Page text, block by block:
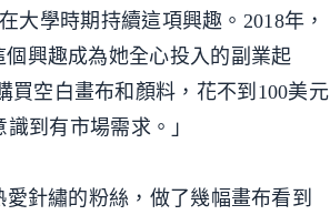
大學時期持續這項興趣。2018年，
興趣成為她全心投入的副業起
買空白畫布和顏料，花不到100美元
到有市場需求。」
針繡的粉絲，做了幾幅畫布看到